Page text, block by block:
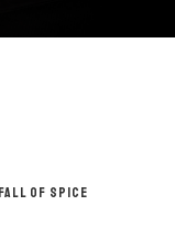
FALL OF SPICE